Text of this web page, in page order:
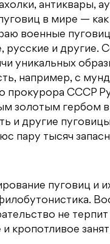
антиквары,
в мире — как
военные
русские и другие.
уникальных
например, с
прокурора СССР
золотым гербом в
и другие
пару тысяч
пуговиц и
не
и кропотливое